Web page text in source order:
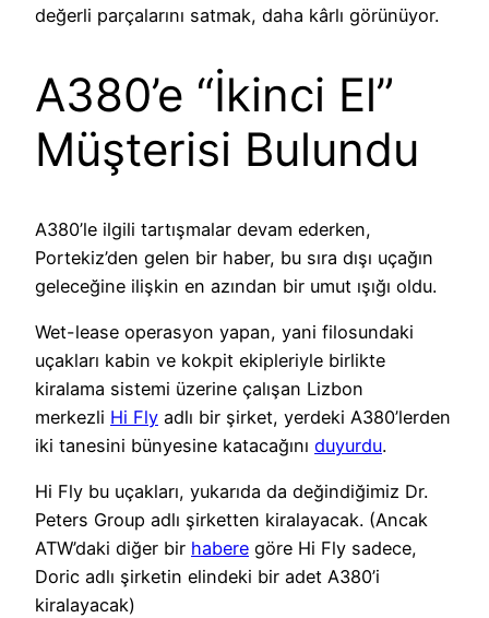
değerli parçalarını satmak, daha kârlı görünüyor.
A380’e “İkinci El”
Müşterisi Bulundu
A380’le ilgili tartışmalar devam ederken,
Portekiz’den gelen bir haber, bu sıra dışı uçağın
geleceğine ilişkin en azından bir umut ışığı oldu.
Wet-lease operasyon yapan, yani filosundaki
uçakları kabin ve kokpit ekipleriyle birlikte
kiralama sistemi üzerine çalışan Lizbon
merkezli Hi Fly adlı bir şirket, yerdeki A380’lerden
iki tanesini bünyesine katacağını duyurdu.
Hi Fly bu uçakları, yukarıda da değindiğimiz Dr.
Peters Group adlı şirketten kiralayacak. (Ancak
ATW’daki diğer bir habere göre Hi Fly sadece,
Doric adlı şirketin elindeki bir adet A380’i
kiralayacak)